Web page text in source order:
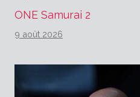
ONE Samurai 2
9 août 2026